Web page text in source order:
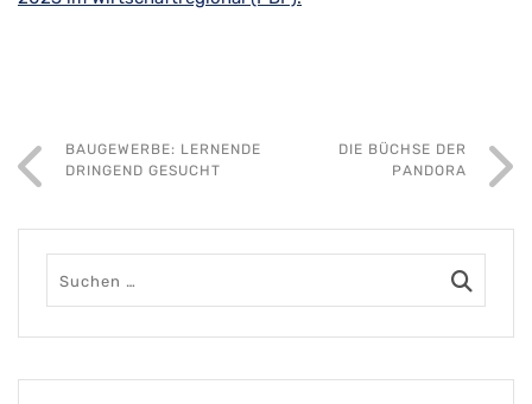
BAUGEWERBE: LERNENDE
DRINGEND GESUCHT
DIE BÜCHSE DER
PANDORA